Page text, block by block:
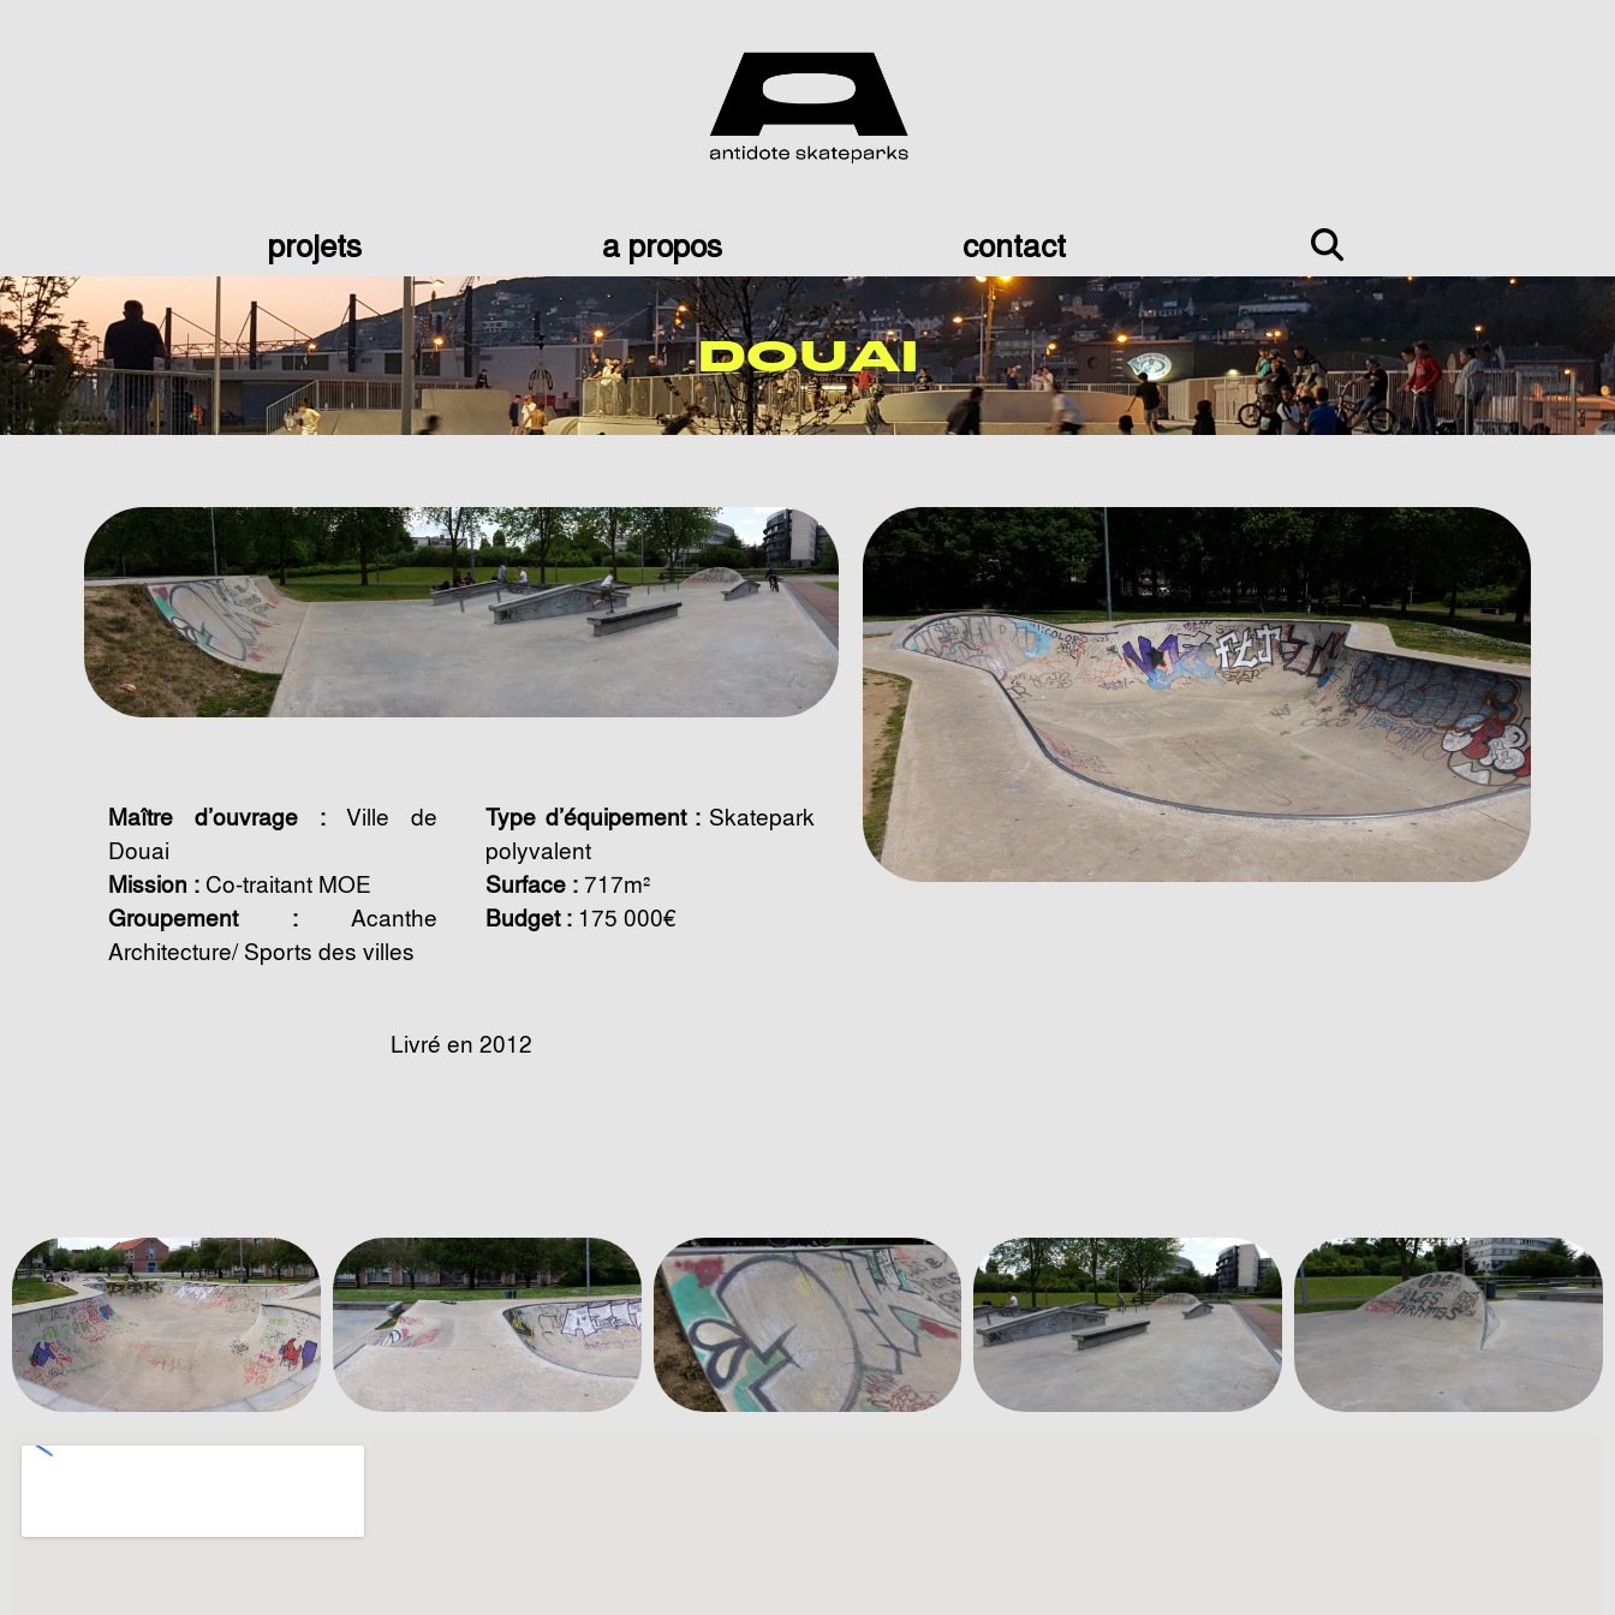
projets a propos contact
DOUAI
Maître d’ouvrage :Ville de
Douai
Mission : Co-traitant MOE
Groupement :Acanthe
Architecture/ Sports des villes
Type d’équipement : Skatepark
polyvalent
Surface :717m²
Budget : 175 000€
Livré en 2012